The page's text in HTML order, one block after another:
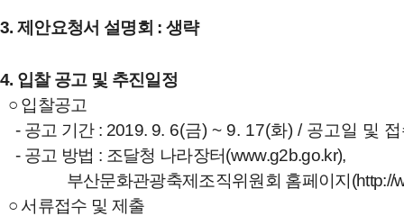
3. 제안요청서 설명회 :생략
4. 입찰 공고 및 추진일정
○ 입찰공고
- 공고 기간 : 2019. 9. 6(금) ~ 9. 17(화) / 공고일 및
- 공고 방법 : 조달청 나라장터(www.g2b.go.kr),
부산문화관광축제조직위원회 홈페이지(http://
○ 서류접수 및 제출